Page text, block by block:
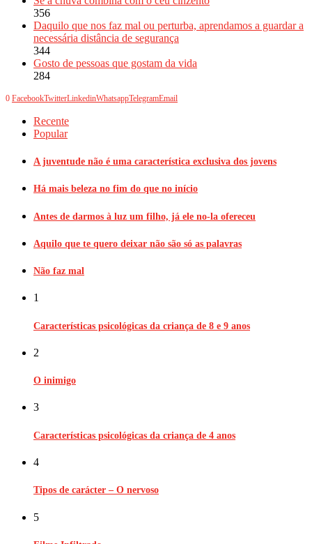
356
Daquilo que nos faz mal ou perturba, aprendamos a guardar a
necessária distância de segurança
344
Gosto de pessoas que gostam da vida
284
0 FacebookTwitterLinkedinWhatsappTelegramEmail
Recente
Popular
A juventude não é uma característica exclusiva dos jovens
Há mais beleza no fim do que no início
Antes de darmos à luz um filho, já ele no-la ofereceu
Aquilo que te quero deixar não são só as palavras
Não faz mal
1
Características psicológicas da criança de 8 e 9 anos
2
O inimigo
3
Características psicológicas da criança de 4 anos
4
Tipos de carácter – O nervoso
5